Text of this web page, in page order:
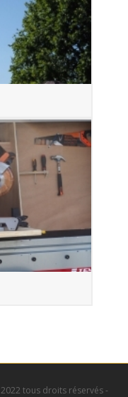
tous droits réservés -